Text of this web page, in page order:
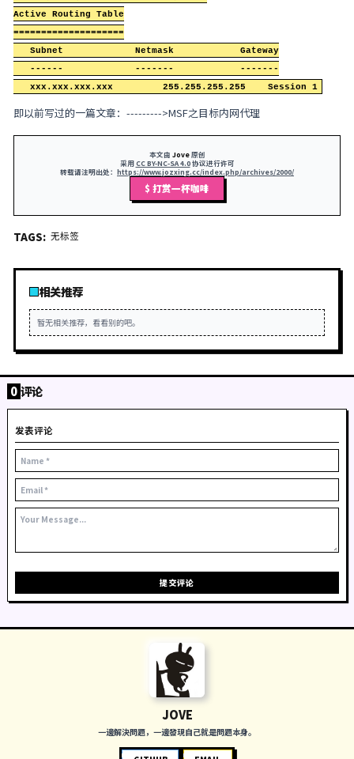
[!] Meterpreter scripts are deprecated.
[!] Example: run post/multi/manage/
[-] Could not execute autoroute:
还有一些老的组件运行都会报类似错误，官方说明是
组件兼容性不好的就会报错，而且也 不打算再维护
试了一下以前的老方法还是可以的。
msf exploit(handler) > route add
Active Routing Table
====================
Subnet             Netmask
------             -------
xxx.xxx.xxx.xxx         255.255.255.255
即以前写过的一篇文章：--------->MSF之目标内网代
本文由Jove原创
采用CC BY-NC-SA 4.0协议进行许可
暂无相关推荐，看看别的吧。